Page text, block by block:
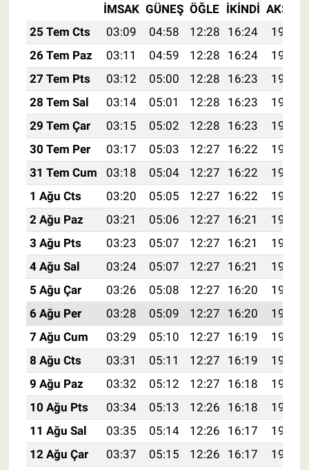
İMSAK GÜNEŞ ÖĞLE İKINDI AKŞAM
25 Tem Cts
03:09 04:58 12:28 16:24
19:47
26 Tem Paz
03:11 04:59 12:28 16:24
19:46
27 Tem Pts
03:12 05:00 12:28 16:23
19:45
28 Tem Sal
03:14 05:01 12:28 16:23
19:44
29 Tem Çar
03:15 05:02 12:28 16:23
19:43
30 Tem Per
03:17 05:03 12:27 16:22
19:42
31 Tem Cum
03:18 05:04 12:27 16:22
19:41
1 Ağu Cts
03:20 05:05 12:27 16:22
19:40
2 Ağu Paz
03:21 05:06 12:27 16:21
19:39
3 Ağu Pts
03:23 05:07 12:27 16:21
19:38
4 Ağu Sal
03:24 05:07 12:27 16:21
19:37
5 Ağu Çar
03:26 05:08 12:27 16:20
19:36
6 Ağu Per
03:28 05:09 12:27 16:20
19:35
7 Ağu Cum
03:29 05:10 12:27 16:19
19:33
8 Ağu Cts
03:31 05:11 12:27 16:19
19:32
9 Ağu Paz
03:32 05:12 12:27 16:18
19:31
10 Ağu Pts
03:34 05:13 12:26 16:18
19:30
11 Ağu Sal
03:35 05:14 12:26 16:17
19:28
12 Ağu Çar
03:37 05:15 12:26 16:17
19:27